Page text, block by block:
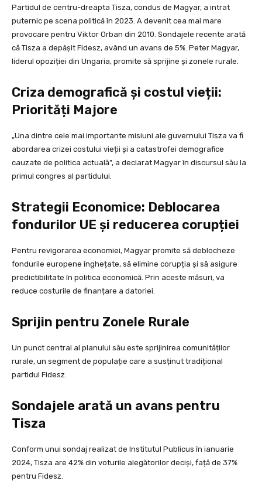
Partidul de centru-dreapta Tisza, condus de Magyar, a intrat
puternic pe scena politică în 2023. A devenit cea mai mare
provocare pentru Viktor Orban din 2010. Sondajele recente arată
că Tisza a depășit Fidesz, având un avans de 5%. Peter Magyar,
liderul opoziției din Ungaria, promite să sprijine și zonele rurale.
Criza demografică și costul vieții:
Priorități Majore
„Una dintre cele mai importante misiuni ale guvernului Tisza va fi
abordarea crizei costului vieții și a catastrofei demografice
cauzate de politica actuală”, a declarat Magyar în discursul său la
primul congres al partidului.
Strategii Economice: Deblocarea
fondurilor UE și reducerea corupției
Pentru revigorarea economiei, Magyar promite să deblocheze
fondurile europene înghețate, să elimine corupția și să asigure
predictibilitate în politica economică. Prin aceste măsuri, va
reduce costurile de finanțare a datoriei.
Sprijin pentru Zonele Rurale
Un punct central al planului său este sprijinirea comunităților
rurale, un segment de populație care a susținut tradițional
partidul Fidesz.
Sondajele arată un avans pentru
Tisza
Conform unui sondaj realizat de Institutul Publicus în ianuarie
2024, Tisza are 42% din voturile alegătorilor deciși, față de 37%
pentru Fidesz.